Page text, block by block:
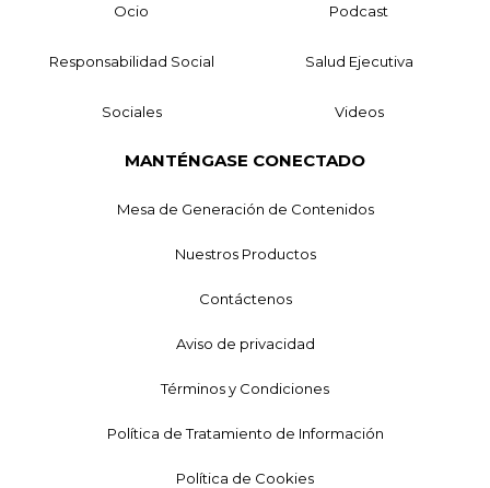
Ocio Podcast
Responsabilidad Social Salud Ejecutiva
Sociales Videos
MANTÉNGASE CONECTADO
Mesa de Generación de Contenidos
Nuestros Productos
Contáctenos
Aviso de privacidad
Términos y Condiciones
Política de Tratamiento de Información
Política de Cookies